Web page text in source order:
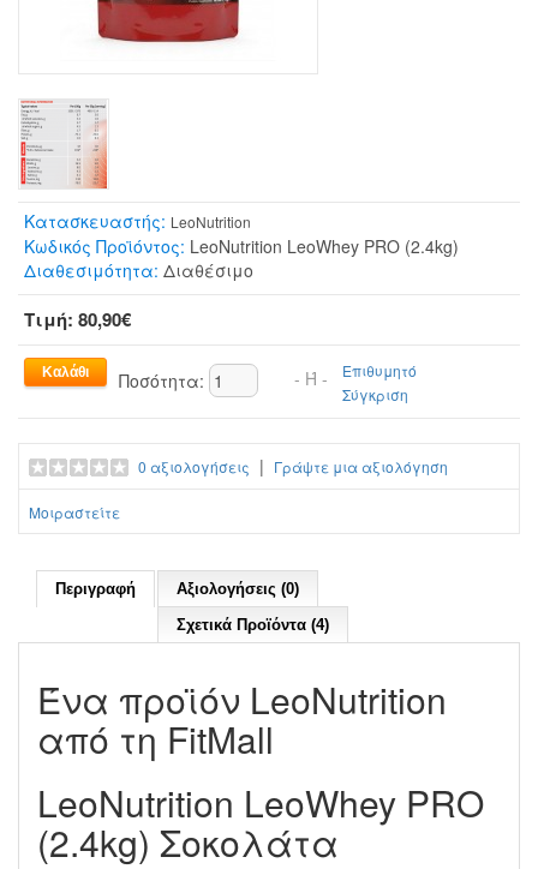
Κατασκευαστής: LeoNutrition
Κωδικός Προϊόντος: LeoNutrition LeoWhey PRO (2.4kg)
Διαθεσιμότητα: Διαθέσιμο
Τιμή: 80,90€
Ποσότητα: - Ή -
Επιθυμητό
Σύγκριση
0 αξιολογήσεις | Γράψτε μια αξιολόγηση
Μοιραστείτε
Περιγραφή
Αξιολογήσεις (0)
Σχετικά Προϊόντα (4)
Ένα προϊόν LeoNutrition
από τη FitMall
LeoNutrition LeoWhey PRO
(2.4kg) Σοκολάτα